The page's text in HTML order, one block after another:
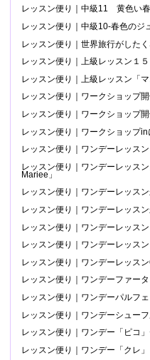
レッスン便り｜中級11 黄色い
レッスン便り｜中級10-春色のジ
レッスン便り｜世界旅行がした
レッスン便り｜上級レッスン１
レッスン便り｜上級レッスン「マ
レッスン便り｜ワークショップ
レッスン便り｜ワークショップ
レッスン便り｜ワークショップin
レッスン便り｜ワンデーレッス
レッスン便り｜ワンデーレッス
Mariee」
レッスン便り｜ワンデーレッス
レッスン便り｜ワンデーレッス
レッスン便り｜ワンデーレッスン
レッスン便り｜ワンデーレッス
レッスン便り｜ワンデーレッス
レッスン便り｜ワンデーファー
レッスン便り｜ワンデーパルフェ
レッスン便り｜ワンデーシュー
レッスン便り｜ワンデー「ピコ
レッスン便り｜ワンデー「クレ」